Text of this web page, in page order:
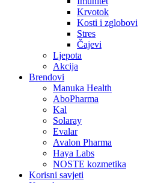
Krvotok
Kosti i zglobovi
Stres
Čajevi
Ljepota
Akcija
Brendovi
Manuka Health
AboPharma
Kal
Solaray
Evalar
Avalon Pharma
Haya Labs
NOSTE kozmetika
Korisni savjeti